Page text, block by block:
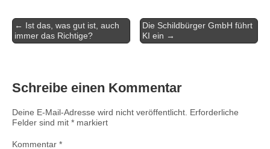
Artikel-
Navigation
← Ist das, was gut ist, auch
immer das Richtige?
Die Schildbürger GmbH führt
KI ein →
Schreibe einen Kommentar
Deine E-Mail-Adresse wird nicht veröffentlicht. Erforderliche
Felder sind mit * markiert
Kommentar *